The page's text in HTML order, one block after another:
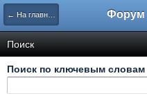
← На главную
Поиск
Поиск по ключевым словам